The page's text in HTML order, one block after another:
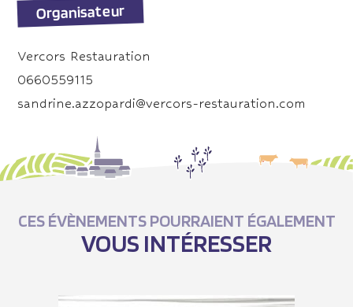
Organisateur
Vercors Restauration
0660559115
sandrine.azzopardi@vercors-restauration.com
CES ÉVÈNEMENTS POURRAIENT ÉGALEMENT
VOUS INTÉRESSER